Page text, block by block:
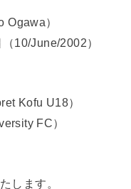
Ogawa）
10/June/2002）
Kofu U18）
FC）
します。